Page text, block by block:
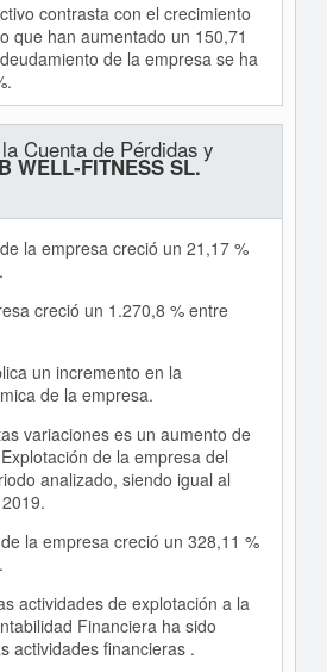
contrasta con el crecimiento
que han aumentado un 150,71
de la empresa se ha
Cuenta de Pérdidas y
WELL-FITNESS SL.
la empresa creció un 21,17 %
creció un 1.270,8 % entre
un incremento en la
de la empresa.
variaciones es un aumento de
de la empresa del
analizado, siendo igual al
la empresa creció un 328,11 %
actividades de explotación a la
Financiera ha sido
actividades financieras .